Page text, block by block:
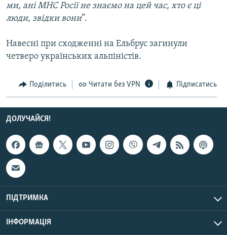
Усі сайти RFE/RL
ми, ані МНС Росії не знаємо на цей час, хто є ці
люди, звідки вони”.
Навесні при сходженні на Ельбрус загинули
четверо українських альпіністів.
Поділитись Читати без VPN Підписатись
ДОЛУЧАЙСЯ!
ПІДТРИМКА
ІНФОРМАЦІЯ